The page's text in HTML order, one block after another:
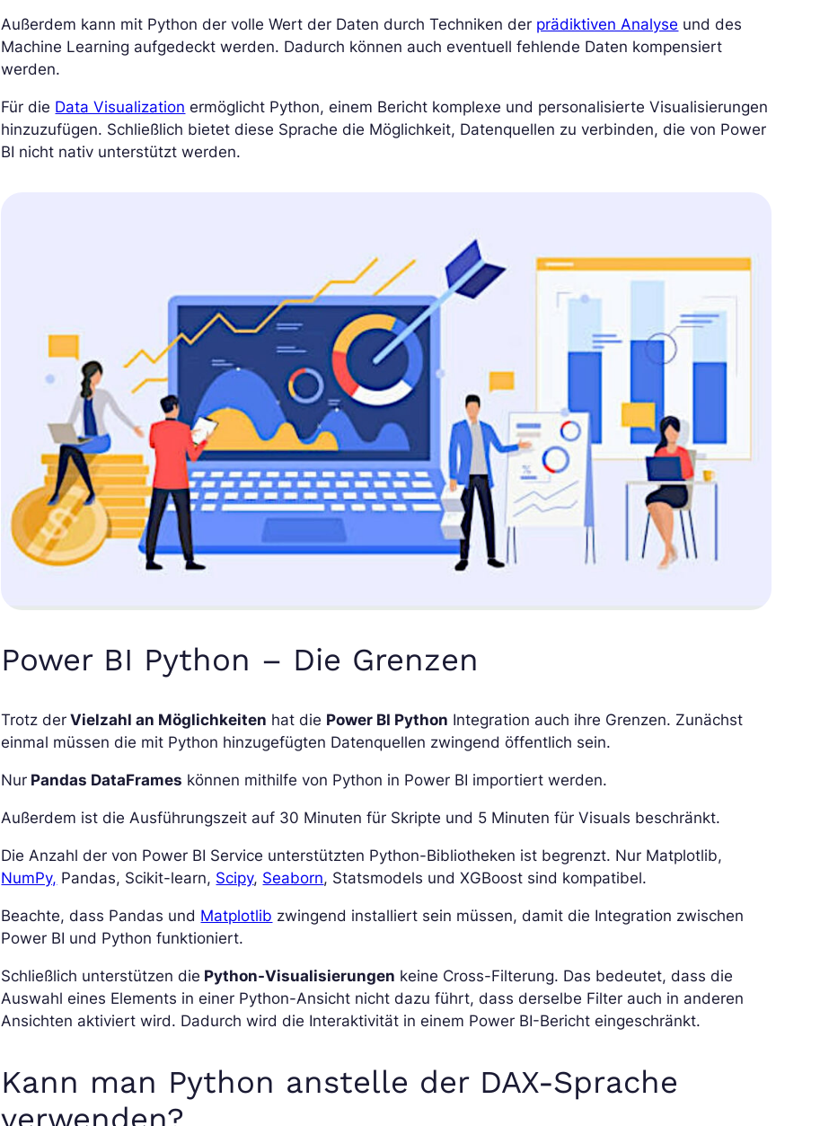
Außerdem kann mit Python der volle Wert der Daten durch Techniken der prädiktiven Analyse und des
Machine Learning aufgedeckt werden. Dadurch können auch eventuell fehlende Daten kompensiert
werden.
Für die Data Visualization ermöglicht Python, einem Bericht komplexe und personalisierte Visualisierungen
hinzuzufügen. Schließlich bietet diese Sprache die Möglichkeit, Datenquellen zu verbinden, die von Power
BI nicht nativ unterstützt werden.
Power BI Python – Die Grenzen
Trotz der Vielzahl an Möglichkeiten hat die Power BI Python Integration auch ihre Grenzen. Zunächst
einmal müssen die mit Python hinzugefügten Datenquellen zwingend öffentlich sein.
Nur Pandas DataFrames können mithilfe von Python in Power BI importiert werden.
Außerdem ist die Ausführungszeit auf 30 Minuten für Skripte und 5 Minuten für Visuals beschränkt.
Die Anzahl der von Power BI Service unterstützten Python-Bibliotheken ist begrenzt. Nur Matplotlib,
NumPy, Pandas, Scikit-learn, Scipy, Seaborn, Statsmodels und XGBoost sind kompatibel.
Beachte, dass Pandas und Matplotlib zwingend installiert sein müssen, damit die Integration zwischen
Power BI und Python funktioniert.
Schließlich unterstützen die Python-Visualisierungen keine Cross-Filterung. Das bedeutet, dass die
Auswahl eines Elements in einer Python-Ansicht nicht dazu führt, dass derselbe Filter auch in anderen
Ansichten aktiviert wird. Dadurch wird die Interaktivität in einem Power BI-Bericht eingeschränkt.
Kann man Python anstelle der DAX-Sprache